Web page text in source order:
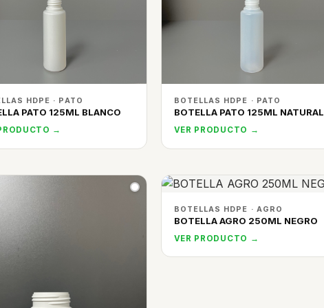
HDPE · PATO
PATO 125ML BLANCO
→
BOTELLAS HDPE · PATO
BOTELLA PATO 125ML NATURAL
VER PRODUCTO →
BOTELLAS HDPE · AGRO
BOTELLA AGRO 250ML NEGRO
VER PRODUCTO →